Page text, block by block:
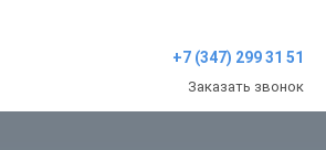
+7 (347) 299 31 51
Заказать звонок